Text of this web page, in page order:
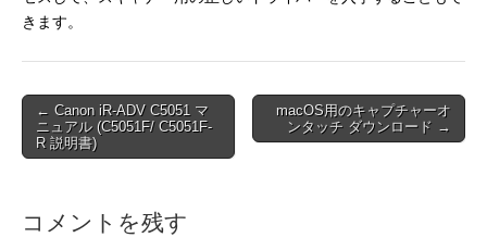
きます。
Post
navigation
← Canon iR-ADV C5051 マ
ニュアル (C5051F/ C5051F-
R 説明書)
macOS用のキャプチャーオ
ンタッチ ダウンロード →
コメントを残す